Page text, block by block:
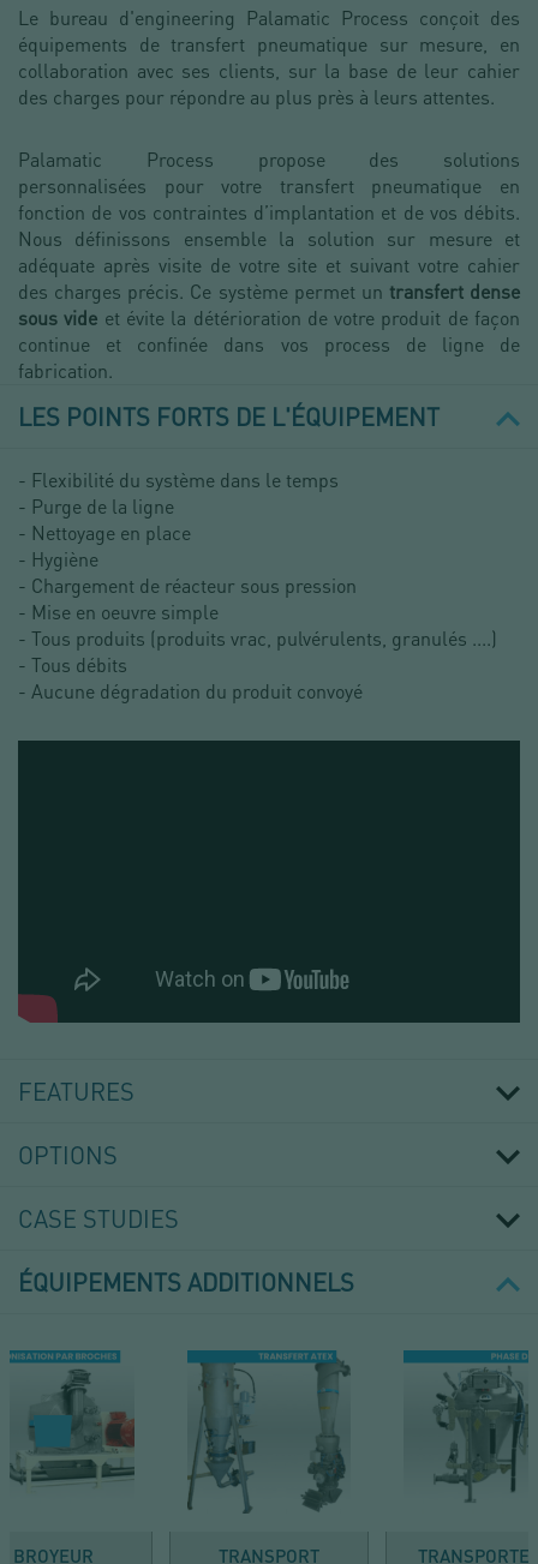
Le bureau d'engineering Palamatic Process conçoit des
équipements de transfert pneumatique sur mesure, en
collaboration avec ses clients, sur la base de leur cahier
des charges pour répondre au plus près à leurs attentes.
Palamatic Process propose des solutions
personnalisées pour votre transfert pneumatique en
fonction de vos contraintes d’implantation et de vos débits.
Nous définissons ensemble la solution sur mesure et
adéquate après visite de votre site et suivant votre cahier
des charges précis. Ce système permet un transfert dense
sous vide et évite la détérioration de votre produit de façon
continue et confinée dans vos process de ligne de
fabrication.
LES POINTS FORTS DE L'ÉQUIPEMENT
- Flexibilité du système dans le temps
- Purge de la ligne
- Nettoyage en place
- Hygiène
- Chargement de réacteur sous pression
- Mise en oeuvre simple
- Tous produits (produits vrac, pulvérulents, granulés ....)
- Tous débits
- Aucune dégradation du produit convoyé
PAR
GAIN
POIDS
FEATURES
OPTIONS
CASE STUDIES
ÉQUIPEMENTS ADDITIONNELS
BROYEUR
TRANSPORT